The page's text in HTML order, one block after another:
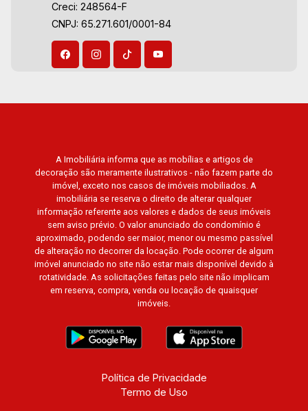
Creci: 248564-F
CNPJ: 65.271.601/0001-84
A Imobiliária informa que as mobílias e artigos de
decoração são meramente ilustrativos - não fazem parte do
imóvel, exceto nos casos de imóveis mobiliados. A
imobiliária se reserva o direito de alterar qualquer
informação referente aos valores e dados de seus imóveis
sem aviso prévio. O valor anunciado do condomínio é
aproximado, podendo ser maior, menor ou mesmo passível
de alteração no decorrer da locação. Pode ocorrer de algum
imóvel anunciado no site não estar mais disponível devido à
rotatividade. As solicitações feitas pelo site não implicam
em reserva, compra, venda ou locação de quaisquer
imóveis.
Política de Privacidade
Termo de Uso